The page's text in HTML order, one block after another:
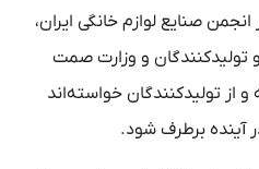
صنایع لوازم خانگی ایران،
و وزارت صمت
و از تولیدکنندگان خواسته‌اند
آینده برطرف شود.